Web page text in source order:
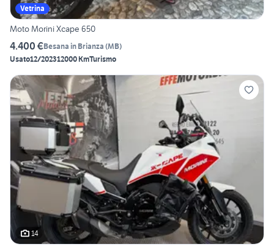
Vetrina
Moto Morini Xcape 650
4.400 €Besana in Brianza (MB)
Usato12/202312000 KmTurismo
14